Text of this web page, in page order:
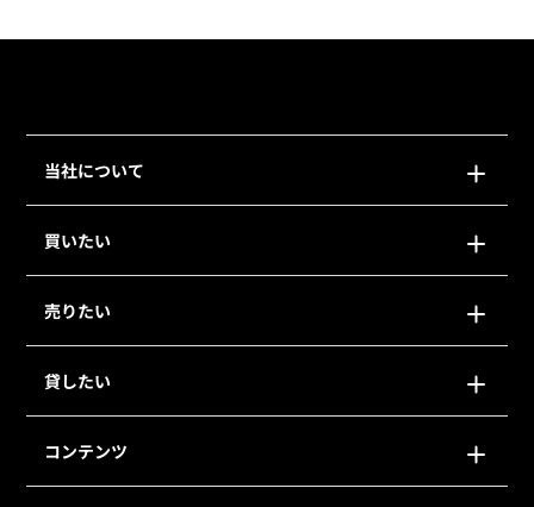
当社について
買いたい
売りたい
貸したい
コンテンツ